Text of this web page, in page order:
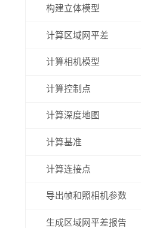
构建立体模型
计算区域网平差
计算相机模型
计算控制点
计算深度地图
计算基准
计算连接点
导出帧和照相机参数
生成区域网平差报告